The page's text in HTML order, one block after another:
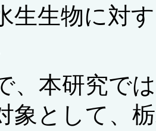
生生物に対
、本研究で
象として、